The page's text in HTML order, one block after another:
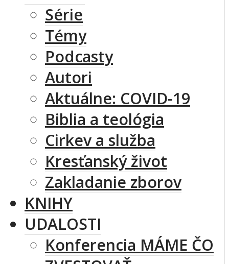
Série
Témy
Podcasty
Autori
Aktuálne: COVID-19
Biblia a teológia
Cirkev a služba
Kresťanský život
Zakladanie zborov
KNIHY
UDALOSTI
Konferencia MÁME ČO